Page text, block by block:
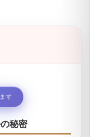
す
秘密